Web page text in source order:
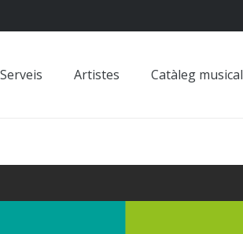
Serveis Artistes Catàleg musical